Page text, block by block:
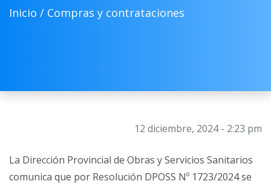
Inicio / Compras y contrataciones
12 diciembre, 2024 - 2:23 pm
La Dirección Provincial de Obras y Servicios Sanitarios
comunica que por Resolución DPOSS Nº 1723/2024 se